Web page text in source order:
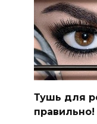
Тушь для
правильно!